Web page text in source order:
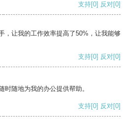
支持[0] 反对[0]
，让我的工作效率提高了50%，让我能够
支持[0] 反对[0]
时随地为我的办公提供帮助。
支持[0] 反对[0]